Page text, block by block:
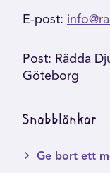
E-post:
Post: Rädda
Göteborg
Snabblänkar
Ge bort ett